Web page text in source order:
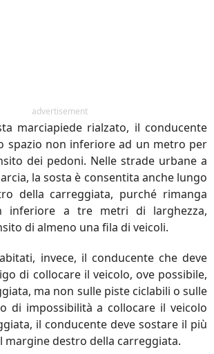
advertisement
marciapiede rialzato, il conducente
spazio non inferiore ad un metro per
dei pedoni. Nelle strade urbane a
la sosta è consentita anche lungo
della carreggiata, purché rimanga
inferiore a tre metri di larghezza,
di almeno una fila di veicoli.
invece, il conducente che deve
di collocare il veicolo, ove possibile,
ma non sulle piste ciclabili o sulle
di impossibilità a collocare il veicolo
il conducente deve sostare il più
margine destro della carreggiata.